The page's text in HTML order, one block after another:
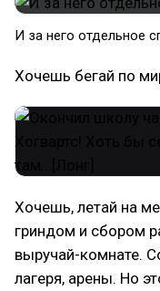
И за него отдельное
Хочешь бегай по
Хочешь, летай на
гриндом и сбором
выручай-комнате.
лагеря, арены. Но